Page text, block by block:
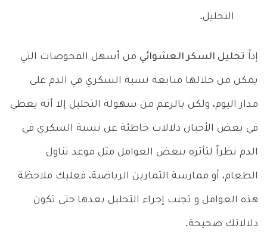
التحليل.
إذاً تحليل السكر العشوائي من أسهل الفحوصات التي
يمكن من خلالها متابعة نسبة السكري في الدم على
مدار اليوم، ولكن بالرغم من سهولة التحليل إلا أنه يعطي
في بعض الأحيان دلالات خاطئة عن نسبة السكري في
الدم نظراً لتأثره ببعض العوامل مثل موعد تناول
الطعام، أو ممارسة التمارين الرياضية، فعليك ملاحظة
هذه العوامل و تجنب إجراء التحليل بعدها حتى تكون
دلالاتك صحيحة.